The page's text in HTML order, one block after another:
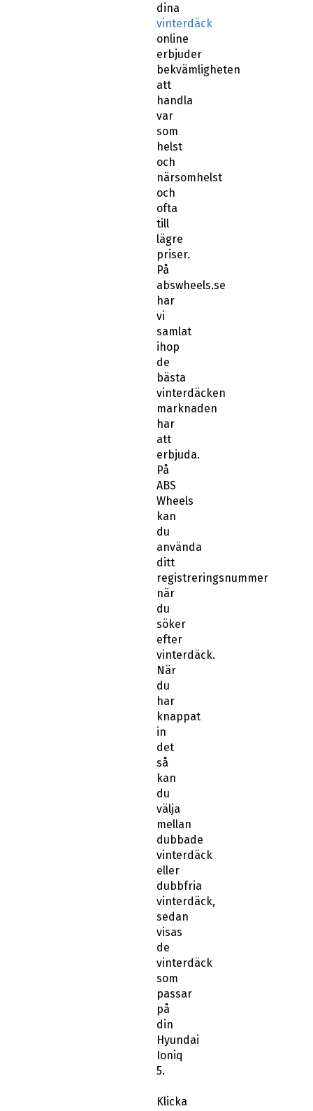
dina
vinterdäck
online
erbjuder
bekvämligheten
att
handla
var
som
helst
och
närsomhelst
och
ofta
till
lägre
priser.
På
abswheels.se
har
vi
samlat
ihop
de
bästa
vinterdäcken
marknaden
har
att
erbjuda.
På
ABS
Wheels
kan
du
använda
ditt
registreringsnummer
när
du
söker
efter
vinterdäck.
När
du
har
knappat
in
det
så
kan
du
välja
mellan
dubbade
vinterdäck
eller
dubbfria
vinterdäck,
sedan
visas
de
vinterdäck
som
passar
på
din
Hyundai
Ioniq
5.
Klicka